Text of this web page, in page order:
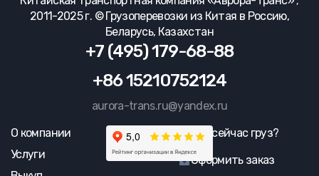
2011-2025 г. © Грузоперевозки из Китая в Россию,
Беларусь, Казахстан
+7 (495) 179-68-88
+86 15210752124
aurora-trans.ru@yandex.ru
О компании
Услуги
Где сейчас груз?
Оформить заказ